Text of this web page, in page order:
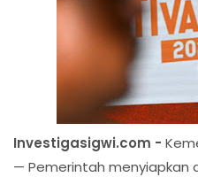
Investigasigwi.com -
— Pemerintah menyiapkan